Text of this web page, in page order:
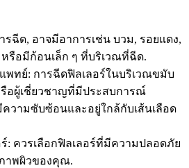
รฉีด, อาจมีอาการเช่น บวม, รอยแดง,
หรือมีก้อนเล็ก ๆ ที่บริเวณที่ฉีด.
พทย์: การฉีดฟิลเลอร์ในบริเวณขมับ
อผู้เชี่ยวชาญที่มีประสบการณ์
ความซับซ้อนและอยู่ใกล้กับเส้นเลือด
: ควรเลือกฟิลเลอร์ที่มีความปลอดภัย
าพผิวของคุณ.